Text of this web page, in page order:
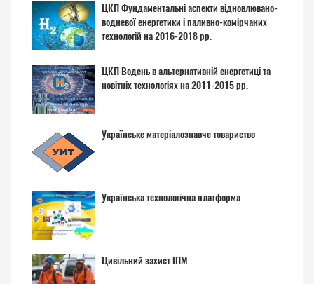
ЦКП Фундаментальні аспекти відновлювано-
водневої енергетики і паливно-комірчаних
технологій на 2016-2018 рр.
ЦКП Водень в альтернативній енергетиці та
новітніх технологіях на 2011-2015 рр.
Українське матеріалознавче товариство
Українська технологічна платформа
Цивільний захист ІПМ